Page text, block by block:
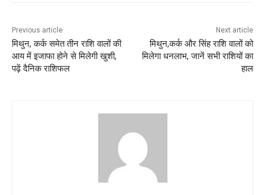
Previous article
मिथुन, कर्क समेत तीन राशि वालों की
आय में इजाफा होने से मिलेगी खुशी,
पढ़ें दैनिक राशिफल
Next article
मिथुन,कर्क और सिंह राशि वालों को
मिलेगा धनलाभ, जानें सभी राशियों का
हाल